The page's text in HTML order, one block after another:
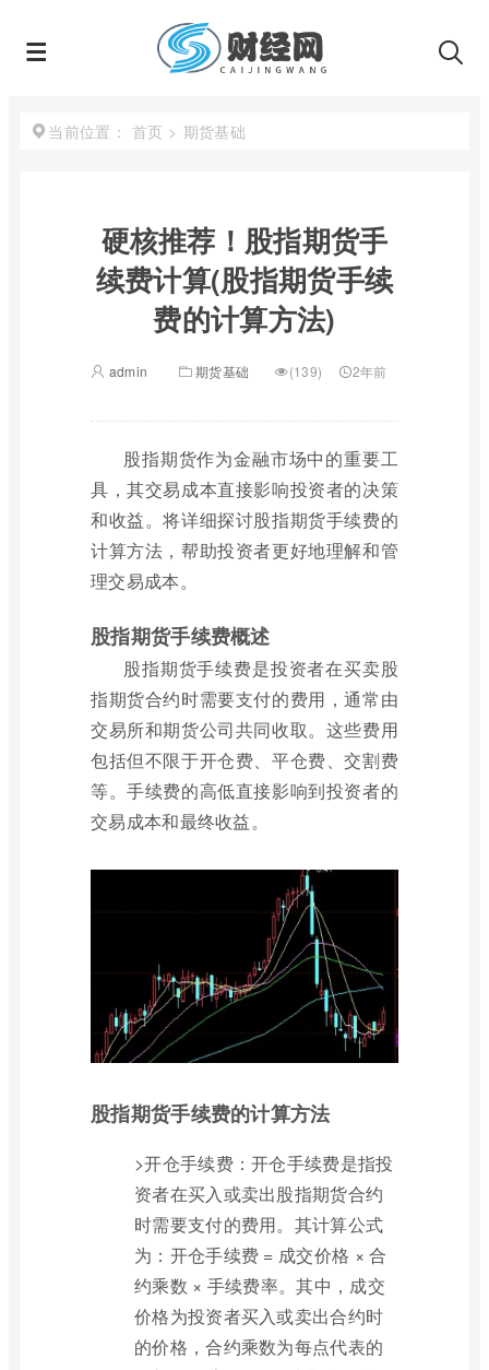
当前位置： 首页 > 期货基础
硬核推荐！股指期货手
续费计算(股指期货手续
费的计算方法)
admin 期货基础 (139) 2年前
股指期货作为金融市场中的重要工
具，其交易成本直接影响投资者的决策
和收益。将详细探讨股指期货手续费的
计算方法，帮助投资者更好地理解和管
理交易成本。
股指期货手续费概述
股指期货手续费是投资者在买卖股
指期货合约时需要支付的费用，通常由
交易所和期货公司共同收取。这些费用
包括但不限于开仓费、平仓费、交割费
等。手续费的高低直接影响到投资者的
交易成本和最终收益。
股指期货手续费的计算方法
>开仓手续费：开仓手续费是指投
资者在买入或卖出股指期货合约
时需要支付的费用。其计算公式
为：开仓手续费 = 成交价格 × 合
约乘数 × 手续费率。其中，成交
价格为投资者买入或卖出合约时
的价格，合约乘数为每点代表的